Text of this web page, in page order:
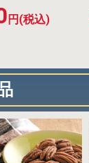
円(税込)